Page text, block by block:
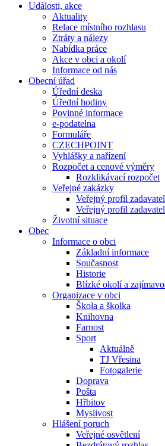
Události, akce
Aktuality
Relace místního rozhlasu
Ztráty a nálezy
Nabídka práce
Akce v obci a okolí
Informace od nás
Obecní úřad
Úřední deska
Úřední hodiny
Povinné informace
e-podatelna
Formuláře
CZECHPOINT
Vyhlášky a nařízení
Rozpočet a cenové výměry
Rozklikávací rozpočet
Veřejné zakázky
Veřejný profil
Veřejný profil
Životní situace
Obec
Informace o obci
Základní informace
Současnost
Historie
Blízké okolí a
Organizace v obci
Škola a školka
Knihovna
Farnost
Sport
Aktuálně
TJ Vřesina
Fotogalerie
Doprava
Pošta
Hřbitov
Myslivost
Hlášení poruch
Veřejné osvětlení